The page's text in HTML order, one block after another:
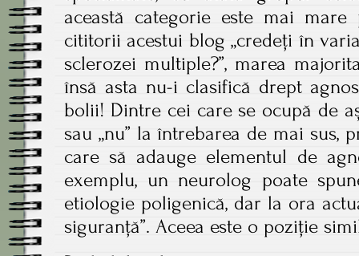
această categorie este mai
cititorii acestui blog „credeți în
sclerozei multiple?”, marea
însă asta nu-i clasifică drept
bolii! Dintre cei care se ocupă de
sau „nu” la întrebarea de mai sus,
care să adauge elementul de
exemplu, un neurolog poate
etiologie poligenică, dar la ora
siguranță”. Aceea este o poziție